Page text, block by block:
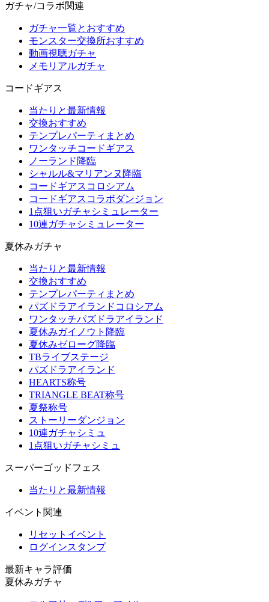
ガチャ/コラボ関連
ガチャ一覧とおすすめ
モンスター交換所おすすめ
動画視聴ガチャ
メモリアルガチャ
コードギアス
当たりと最新情報
交換おすすめ
テンプレパーティまとめ
ワンタッチコードギアス
ノーランド降臨
シャルル&マリアンヌ降臨
コードギアスコロシアム
コードギアスコラボダンジョン
1点狙いガチャシミュレーター
10連ガチャシミュレーター
夏休みガチャ
当たりと最新情報
交換おすすめ
テンプレパーティまとめ
パズドラアイランドコロシアム
ワンタッチパズドラアイランド
夏休みガイノウト降臨
夏休みゼローグ降臨
TBライブステージ
パズドラアイランド
HEARTS称号
TRIANGLE BEAT称号
夏祭称号
ストーリーダンジョン
10連ガチャシミュ
1点狙いガチャシミュ
スーパーゴッドフェス
当たりと最新情報
イベント関連
リセットイベント
ログインスタンプ
最新キャラ評価
夏休みガチャ